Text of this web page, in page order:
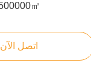
500000㎡ شهريا
اتصل الآن